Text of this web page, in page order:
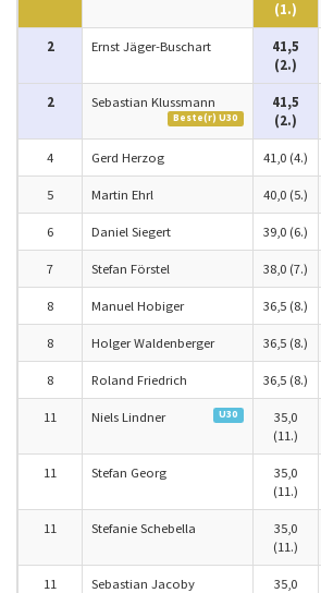
(1.)
2 Ernst Jäger-Buschart
41,5
(2.)
2 Sebastian Klussmann
Beste(r) U30
41,5
(2.)
4 Gerd Herzog 41,0 (4.)
5 Martin Ehrl 40,0 (5.)
6 Daniel Siegert 39,0 (6.)
7 Stefan Förstel 38,0 (7.)
8 Manuel Hobiger 36,5 (8.)
8 Holger Waldenberger 36,5 (8.)
8 Roland Friedrich 36,5 (8.)
11 Niels Lindner U30
35,0
(11.)
11 Stefan Georg
35,0
(11.)
11 Stefanie Schebella
35,0
(11.)
11 Sebastian Jacoby
35,0